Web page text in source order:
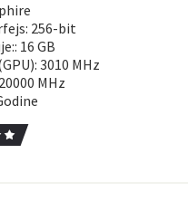
256-bit
16 GB
3010 MHz
MHz